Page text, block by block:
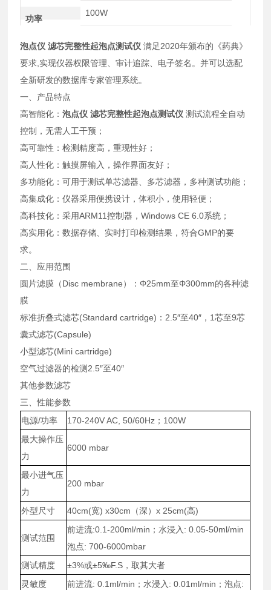
功率
100W
泡点仪 滤芯完整性起泡点测试仪 满足2020年颁布的《药典》
要求,实现仪器权限管理、审计追踪、电子签名。并可以选配
全新研发的数据库专家管理系统。
一、产品特点
高智能化：泡点仪 滤芯完整性起泡点测试仪 测试流程全自动
控制，无需人工干预；
高可靠性：检测精度高，重现性好；
高人性化：触摸屏输入，操作界面友好；
多功能化：可用于测试单芯滤器、多芯滤器，多种测试功能；
高集成化：仪器采用便携设计，体积小，使用轻便；
高科技化：采用ARM11控制器，Windows CE 6.0系统；
高实用化：数据存储、实时打印检测结果，符合GMP的要
求。
二、应用范围
圆片滤膜（Disc membrane）：Φ25mm至Φ300mm的各种滤
膜
标准折叠式滤芯(Standard cartridge)：2.5″至40″，1芯至9芯
囊式滤芯(Capsule)
小型滤芯(Mini cartridge)
空气过滤器的检测2.5″至40″
其他参数滤芯
三、性能参数
电源/功率
170-240V AC, 50/60Hz；100W
最大操作压
力
6000 mbar
最小进气压
力
200 mbar
外型尺寸 40cm(宽) x30cm（深）x 25cm(高)
测试范围
前进流:0.1-200ml/min；水浸入: 0.05-50ml/min
泡点: 700-6000mbar
测试精度
±3%或±5‰F.S，取其大者
灵敏度
前进流: 0.1ml/min；水浸入: 0.01ml/min；泡点: